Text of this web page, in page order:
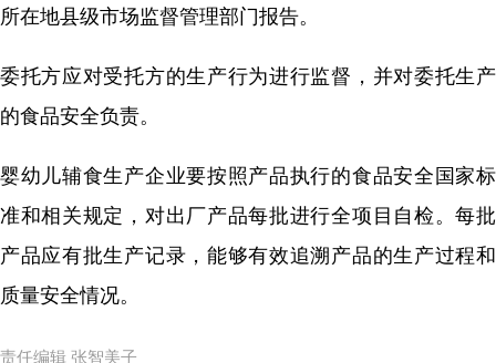
所在地县级市场监督管理部门报告。
委托方应对受托方的生产行为进行监督，并对委托生产
的食品安全负责。
婴幼儿辅食生产企业要按照产品执行的食品安全国家标
准和相关规定，对出厂产品每批进行全项目自检。每批
产品应有批生产记录，能够有效追溯产品的生产过程和
质量安全情况。
责任编辑 张智美子